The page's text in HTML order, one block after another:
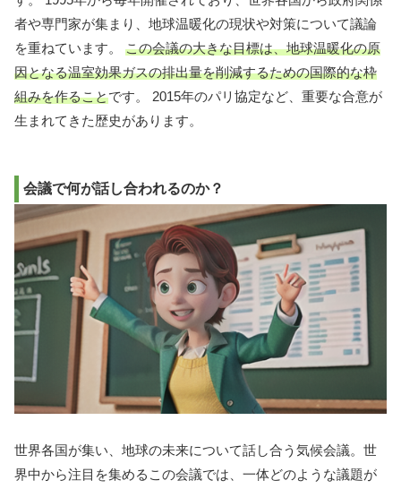
者や専門家が集まり、地球温暖化の現状や対策について議論
を重ねています。 この会議の大きな目標は、地球温暖化の原
因となる温室効果ガスの排出量を削減するための国際的な枠
組みを作ることです。 2015年のパリ協定など、重要な合意が
生まれてきた歴史があります。
会議で何が話し合われるのか？
世界各国が集い、地球の未来について話し合う気候会議。世
界中から注目を集めるこの会議では、一体どのような議題が